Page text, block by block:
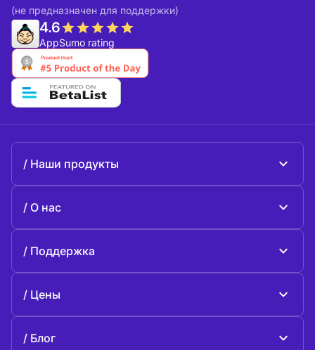
(не предназначен для поддержки)
4.6
AppSumo rating
Наши продукты
О нас
История
Поддержка
Свяжитесь с нами
Цены
Блог